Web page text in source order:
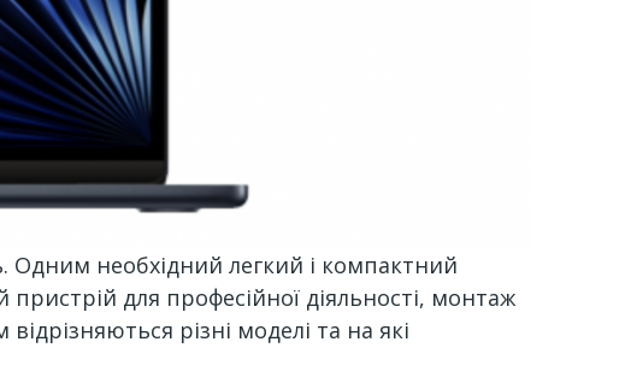
Одним необхідний легкий і компактний
для професійної діяльності, монтаж
різні моделі та на які